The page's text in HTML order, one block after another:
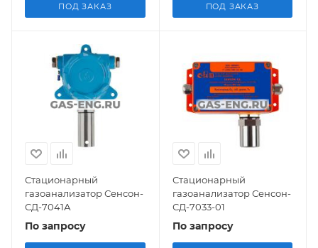
ПОД ЗАКАЗ ПОД ЗАКАЗ
Стационарный
газоанализатор Сенсон-
СД-7041А
По запросу
Стационарный
газоанализатор Сенсон-
СД-7033-01
По запросу